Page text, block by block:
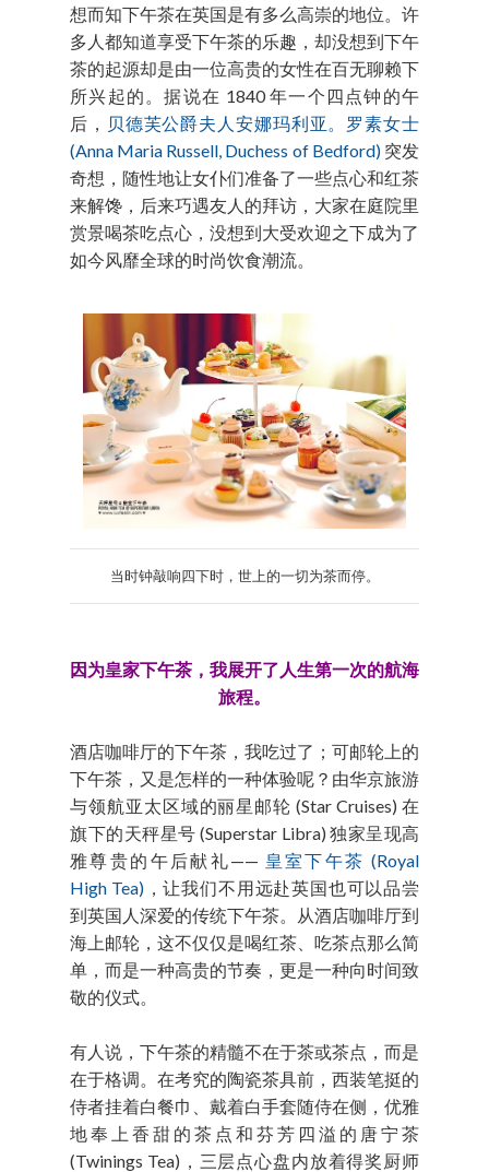
想而知下午茶在英国是有多么高崇的地位。许
多人都知道享受下午茶的乐趣，却没想到下午
茶的起源却是由一位高贵的女性在百无聊赖下
所兴起的。据说在 1840 年一个四点钟的午
后， 贝德芙公爵夫人安娜玛利亚。罗素女士
(Anna Maria Russell, Duchess of Bedford) 突发
奇想，随性地让女仆们准备了一些点心和红茶
来解馋，后来巧遇友人的拜访，大家在庭院里
赏景喝茶吃点心，没想到大受欢迎之下成为了
如今风靡全球的时尚饮食潮流。
当时钟敲响四下时，世上的一切为茶而停。
因为皇家下午茶，我展开了人生第一次的航海
旅程。
酒店咖啡厅的下午茶，我吃过了；可邮轮上的
下午茶，又是怎样的一种体验呢？由华京旅游
与领航亚太区域的丽星邮轮 (Star Cruises) 在
旗下的天秤星号 (Superstar Libra) 独家呈现高
雅尊贵的午后献礼—— 皇室下午茶 (Royal
High Tea)，让我们不用远赴英国也可以品尝
到英国人深爱的传统下午茶。从酒店咖啡厅到
海上邮轮，这不仅仅是喝红茶、吃茶点那么简
单，而是一种高贵的节奏，更是一种向时间致
敬的仪式。
有人说，下午茶的精髓不在于茶或茶点，而是
在于格调。在考究的陶瓷茶具前，西装笔挺的
侍者挂着白餐巾、戴着白手套随侍在侧，优雅
地奉上香甜的茶点和芬芳四溢的唐宁茶
(Twinings Tea)，三层点心盘内放着得奖厨师